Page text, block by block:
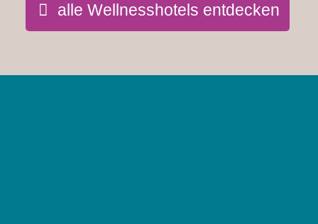
alle Wellnesshotels entdecken